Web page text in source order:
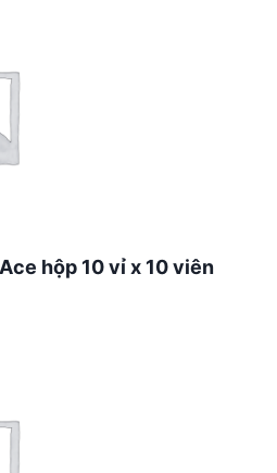
hộp 10 vỉ x 10 viên